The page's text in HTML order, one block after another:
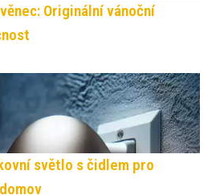
Originální vánoční
světlo s čidlem pro